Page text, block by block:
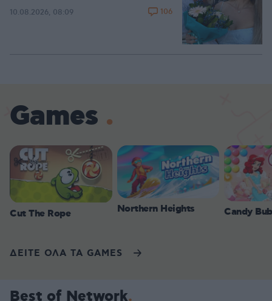
10.08.2026, 08:09 106
Games
Cut The Rope Northern Heights Candy
ΔΕΙΤΕ ΟΛΑ ΤΑ GAMES
Best of Network